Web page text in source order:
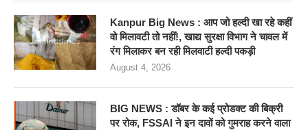
Kanpur Big News : आप जो हल्दी खा रहे कहीं
वो मिलावटी तो नहीं!, खाद्य सुरक्षा विभाग ने चावल में
रंग मिलाकर बन रही मिलवाटी हल्दी पकड़ी
August 4, 2026
BIG NEWS : डॉबर के कई प्रोडक्ट की बिक्री
पर रोक, FSSAI ने इन दावों को गुमराह करने वाला